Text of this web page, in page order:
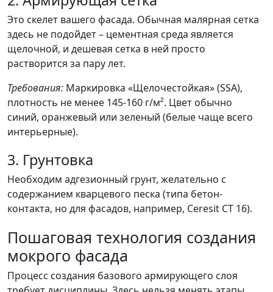
Это скелет вашего фасада. Обычная малярная сетка
здесь не подойдет – цементная среда является
щелочной, и дешевая сетка в ней просто
растворится за пару лет.
Требования: Маркировка «Щелочестойкая» (SSA),
плотность не менее 145-160 г/м². Цвет обычно
синий, оранжевый или зеленый (белые чаще всего
интерьерные).
3. Грунтовка
Необходим адгезионный грунт, желательно с
содержанием кварцевого песка (типа бетон-
контакта, но для фасадов, например, Ceresit CT 16).
Пошаговая технология создания
мокрого фасада
Процесс создания базового армирующего слоя